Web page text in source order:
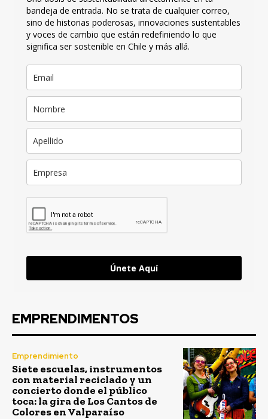
bandeja de entrada. No se trata de cualquier correo,
sino de historias poderosas, innovaciones sustentables
y voces de cambio que están redefiniendo lo que
significa ser sostenible en Chile y más allá.
Únete Aquí
EMPRENDIMENTOS
Emprendimiento
Siete escuelas, instrumentos
con material reciclado y un
concierto donde el público
toca: la gira de Los Cantos de
Colores en Valparaíso